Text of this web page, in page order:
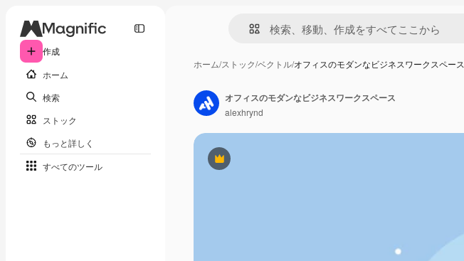
作成
ホーム
検索
ストック
もっと詳しく
すべてのツール
ホーム/ストック/ベクトル/オフィスのモダンなビジネスワークスペース
Premium
オフィスのモダンなビジネスワークスペース
alexhrynd